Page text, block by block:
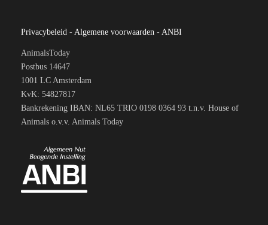
Privacybeleid - Algemene voorwaarden - ANBI
AnimalsToday
Postbus 14647
1001 LC Amsterdam
KvK: 54827817
Bankrekening IBAN: NL65 TRIO 0198 0364 93 t.n.v. House of
Animals o.v.v. Animals Today